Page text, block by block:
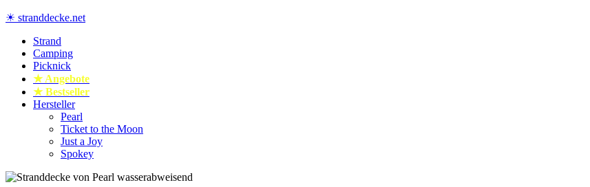
Zum
springen
☀ stranddecke.net
Stranddecke und Stranddecke XXL online kaufen
Strand
Camping
Picknick
★ Angebote
★ Bestseller
Hersteller
Pearl
Ticket to the Moon
Just a Joy
Spokey